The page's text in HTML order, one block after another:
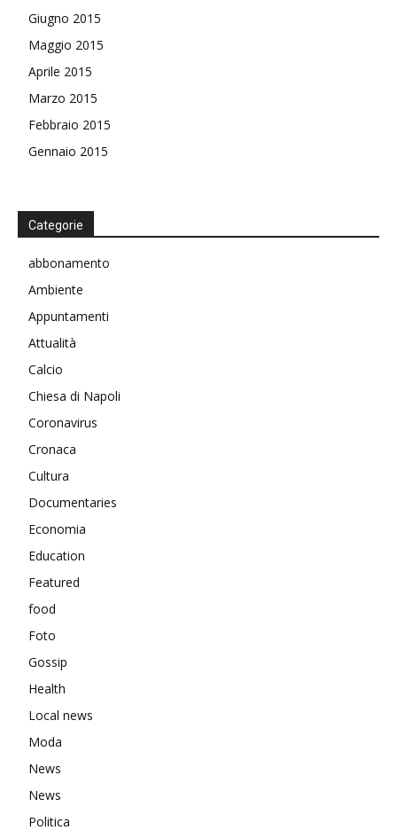
Giugno 2015
Maggio 2015
Aprile 2015
Marzo 2015
Febbraio 2015
Gennaio 2015
Categorie
abbonamento
Ambiente
Appuntamenti
Attualità
Calcio
Chiesa di Napoli
Coronavirus
Cronaca
Cultura
Documentaries
Economia
Education
Featured
food
Foto
Gossip
Health
Local news
Moda
News
News
Politica